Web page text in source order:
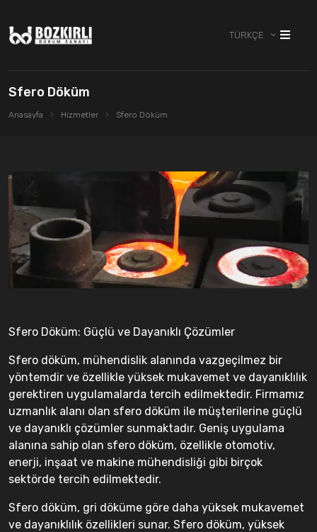
TÜRKÇE
Sfero Döküm
Anasayfa Hizmetler Sfero Döküm
Sfero Döküm: Güçlü ve Dayanıklı Çözümler
Sfero döküm, mühendislik alanında vazgeçilmez bir
yöntemdir ve özellikle yüksek mukavemet ve dayanıklılık
gerektiren uygulamalarda tercih edilmektedir. Firmamız
uzmanlık alanı olan sfero döküm ile müşterilerine güçlü
ve dayanıklı çözümler sunmaktadır. Geniş uygulama
alanına sahip olan sfero döküm, özellikle otomotiv,
enerji, inşaat ve makine mühendisliği gibi birçok
sektörde tercih edilmektedir.
Sfero döküm, gri döküme göre daha yüksek mukavemet
ve dayanıklılık özellikleri sunar. Sfero döküm, yüksek